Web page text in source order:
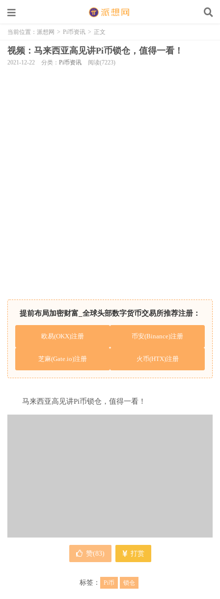
当前位置： 派想网 > Pi币资讯 > 正文
视频：马来西亚高见讲Pi币锁仓，值得一看！
2021-12-22 分类： Pi币资讯 阅读(7223)
提前布局加密财富_全球头部数字货币交易所推荐注册：
欧易(OKX)注册 币安(Binance)注册
芝麻(Gate.io)注册 火币(HTX)注册
马来西亚高见讲Pi币锁仓，值得一看！
赞(83) 打赏
标签： Pi币 锁仓